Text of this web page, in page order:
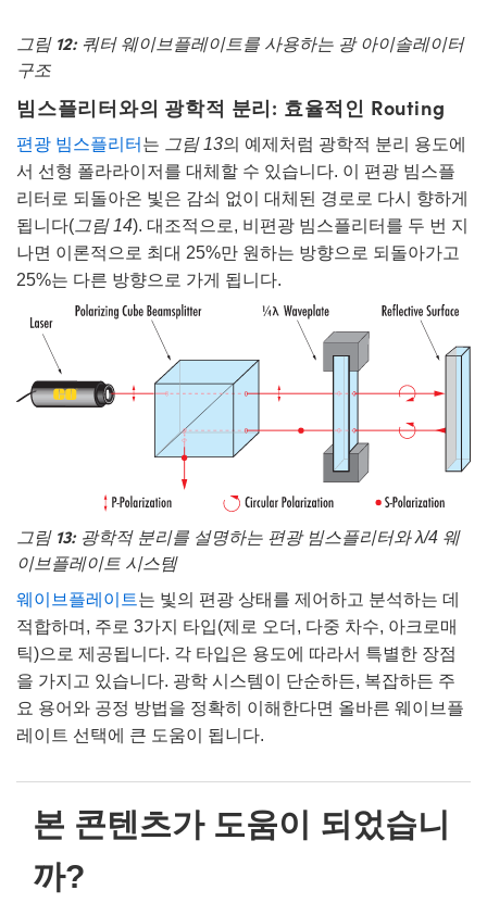
그림 12: 쿼터 웨이브플레이트를 사용하는 광 아이솔레이터
구조
빔스플리터와의 광학적 분리: 효율적인 Routing
편광 빔스플리터 는 그림 13의 예제처럼 광학적 분리 용도에
서 선형 폴라라이저를 대체할 수 있습니다. 이 편광 빔스플
리터로 되돌아온 빛은 감쇠 없이 대체된 경로로 다시 향하게
됩니다( 그림 14). 대조적으로, 비편광 빔스플리터를 두 번 지
나면 이론적으로 최대 25%만 원하는 방향으로 되돌아가고
25%는 다른 방향으로 가게 됩니다.
그림 13: 광학적 분리를 설명하는 편광 빔스플리터와 λ/4 웨
이브플레이트 시스템
웨이브플레이트는 빛의 편광 상태를 제어하고 분석하는 데
적합하며, 주로 3가지 타입(제로 오더, 다중 차수, 아크로매
틱)으로 제공됩니다. 각 타입은 용도에 따라서 특별한 장점
을 가지고 있습니다. 광학 시스템이 단순하든, 복잡하든 주
요 용어와 공정 방법을 정확히 이해한다면 올바른 웨이브플
레이트 선택에 큰 도움이 됩니다.
본 콘텐츠가 도움이 되었습니
까?